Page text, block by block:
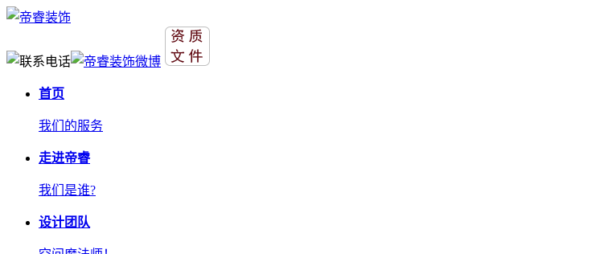
首页
我们的服务
走进帝睿
我们是谁?
设计团队